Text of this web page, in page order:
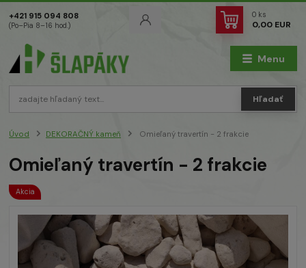
Menu
Hľadať
+421 915 094 808
(Po–Pia 8–16 hod.)
0 ks
0,00 EUR
Úvod DEKORAČNÝ kameň Omieľaný travertín - 2 frakcie
Omieľaný travertín - 2 frakcie
Akcia